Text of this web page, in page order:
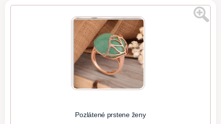
Pozlátené prstene ženy